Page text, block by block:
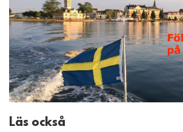
Läs också